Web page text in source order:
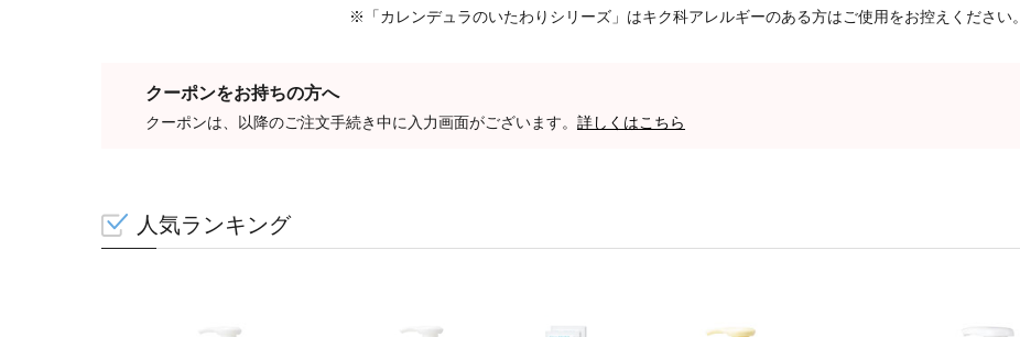
※「カレンデュラのいたわりシリーズ」はキク科アレルギーのある方はご使用をお控えください。
クーポンをお持ちの方へ
クーポンは、以降のご注文手続き中に入力画面がございます。 詳しくはこちら
人気ランキング